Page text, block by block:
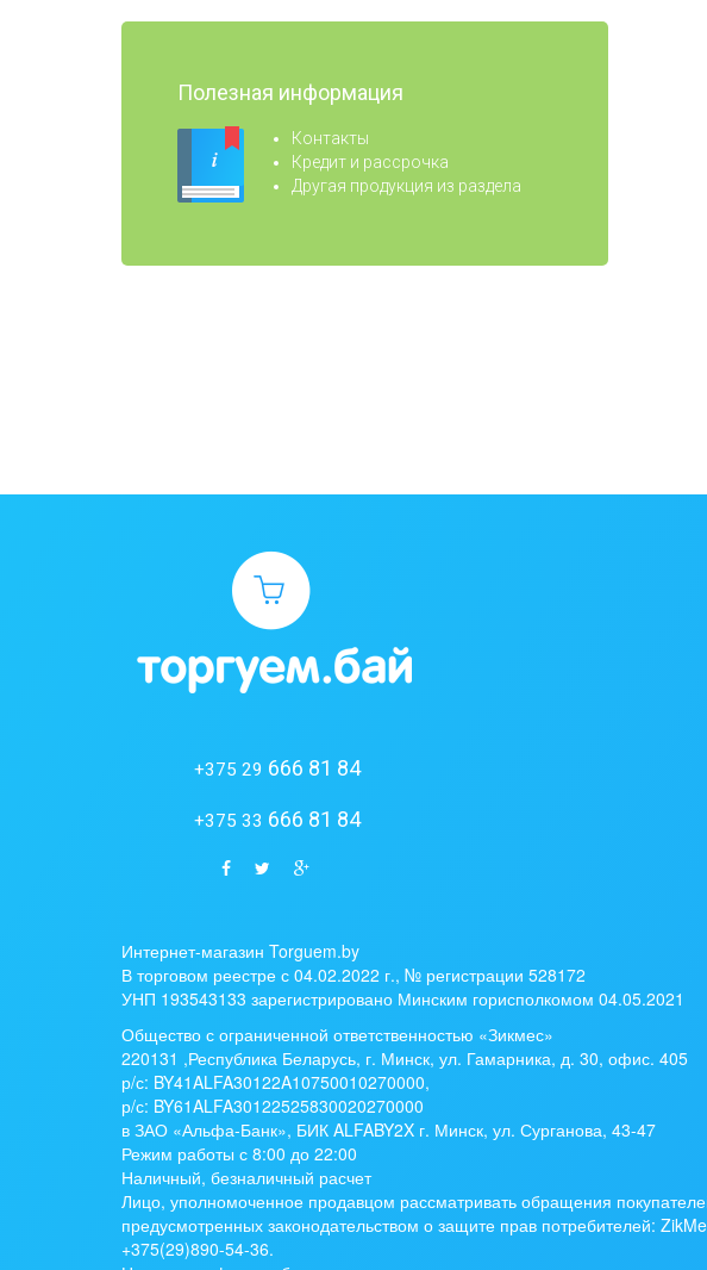
Полезная информация
Контакты
Кредит и рассрочка
Другая продукция из раздела
+375 29 666 81 84
+375 33 666 81 84
Интернет-магазин Torguem.by
В торговом реестре с 04.02.2022 г., № регистрации 528172
УНП 193543133 зарегистрировано Минским горисполкомом 04.05.2021
Общество с ограниченной ответственностью «Зикмес»
220131 ,Республика Беларусь, г. Минск, ул. Гамарника, д. 30, офис. 405
р/с: BY41ALFA30122A10750010270000,
р/с: BY61ALFA30122525830020270000
в ЗАО «Альфа-Банк», БИК ALFABY2X г. Минск, ул. Сурганова, 43-47
Режим работы с 8:00 до 22:00
Наличный, безналичный расчет
Лицо, уполномоченное продавцом рассматривать обращения
предусмотренных законодательством о защите прав потребителей:
+375(29)890-54-36.